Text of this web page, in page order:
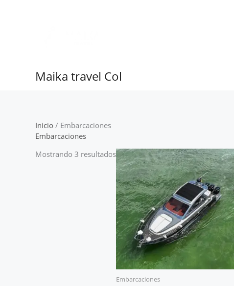
Maika travel Col
Inicio / Embarcaciones
Embarcaciones
Mostrando 3 resultados
Embarcaciones